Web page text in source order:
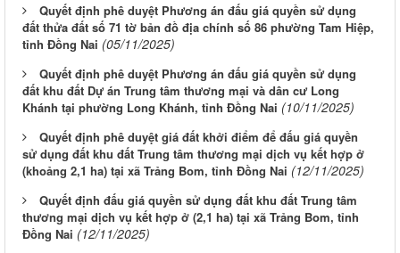
Quyết định phê duyệt Phương án đấu giá quyền sử dụng
đất thửa đất số 71 tờ bản đồ địa chính số 86 phường Tam Hiệp,
tỉnh Đồng Nai (05/11/2025)
Quyết định phê duyệt Phương án đấu giá quyền sử dụng
đất khu đất Dự án Trung tâm thương mại và dân cư Long
Khánh tại phường Long Khánh, tỉnh Đồng Nai (10/11/2025)
Quyết định phê duyệt giá đất khởi điểm để đấu giá quyền
sử dụng đất khu đất Trung tâm thương mại dịch vụ kết hợp ở
(khoảng 2,1 ha) tại xã Trảng Bom, tỉnh Đồng Nai (12/11/2025)
Quyết định đấu giá quyền sử dụng đất khu đất Trung tâm
thương mại dịch vụ kết hợp ở (2,1 ha) tại xã Trảng Bom, tỉnh
Đồng Nai (12/11/2025)